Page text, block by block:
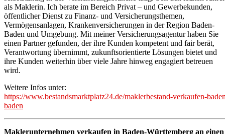
als Maklerin. Ich berate im Bereich Privat – und Gewerbekunden,
öffentlicher Dienst zu Finanz- und Versicherungsthemen,
Vermögensanlagen, Krankenversicherungen in der Region Baden-
Baden und Umgebung. Mit meiner Versicherungsagentur haben Sie
einen Partner gefunden, der ihre Kunden kompetent und fair berät,
Verantwortung übernimmt, zukunftsorientierte Lösungen bietet und
ihre Kunden weiterhin über viele Jahre hinweg engagiert betreuen
wird.
Weitere Infos unter:
https://www.bestandsmarktplatz24.de/maklerbestand-verkaufen-
baden
Maklerunternehmen verkaufen in Baden-Württemberg an einen